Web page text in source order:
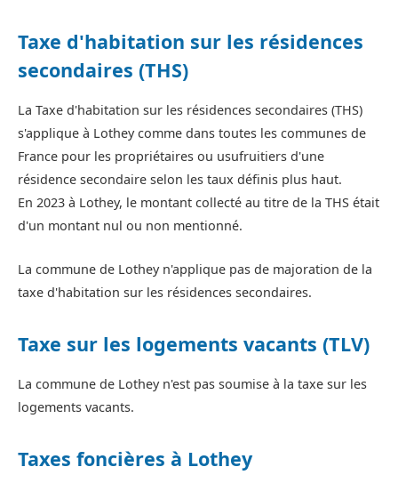
Taxe d'habitation sur les résidences
secondaires (THS)
La Taxe d'habitation sur les résidences secondaires (THS)
s'applique à Lothey comme dans toutes les communes de
France pour les propriétaires ou usufruitiers d'une
résidence secondaire selon les taux définis plus haut.
En 2023 à Lothey, le montant collecté au titre de la THS était
d'un montant nul ou non mentionné.
La commune de Lothey n'applique pas de majoration de la
taxe d'habitation sur les résidences secondaires.
Taxe sur les logements vacants (TLV)
La commune de Lothey n'est pas soumise à la taxe sur les
logements vacants.
Taxes foncières à Lothey